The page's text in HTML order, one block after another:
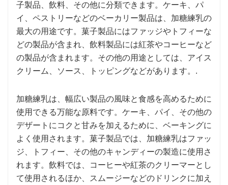
子製品、飲料、その他に分類できます。ケーキ、パ
イ、ペストリーなどのベーカリー製品は、加糖練乳の
最大の用途です。菓子製品にはファッジやトフィーな
どの製品が含まれ、飲料製品には紅茶やコーヒーなど
の製品が含まれます。その他の用途としては、アイス
クリーム、ソース、トッピングなどがあります。.
加糖練乳は、幅広い製品の風味と食感を高めるために
使用できる万能な原料です。ケーキ、パイ、その他の
デザートにコクと甘みを加えるために、ベーキングに
よく使用されます。菓子製品では、加糖練乳はファッ
ジ、トフィー、その他のキャンディーの製造に使用さ
れます。飲料では、コーヒーや紅茶のクリーマーとし
て使用されるほか、スムージーなどのドリンクに加え